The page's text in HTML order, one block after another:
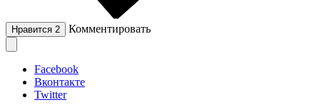
Нравится 2 Комментировать
Facebook
Вконтакте
Twitter